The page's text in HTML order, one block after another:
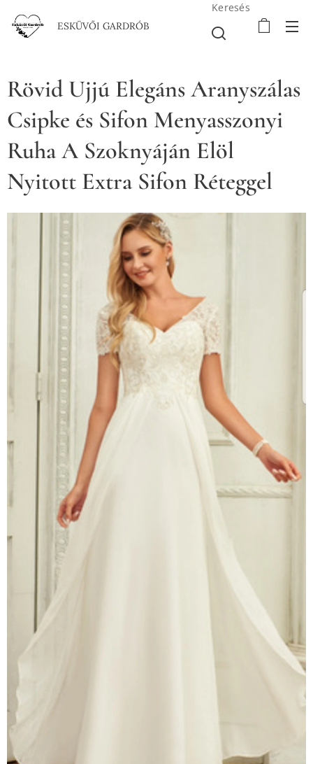
ESKÜVŐI GARDRÓB
Keresés
Rövid Ujjú Elegáns Aranyszálas
Csipke és Sifon Menyasszonyi
Ruha A Szoknyáján Elöl
Nyitott Extra Sifon Réteggel